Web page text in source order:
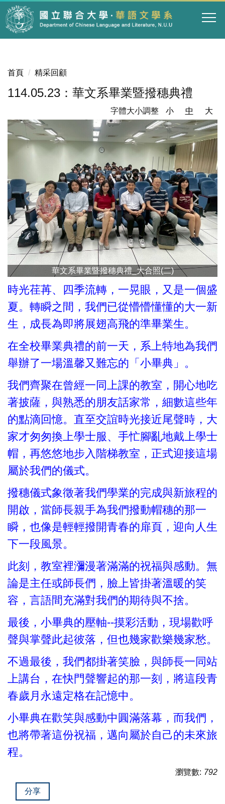
跳
到
主
容
首頁 精采回顧
114.05.23：華文系畢業暨撥穗典禮
字體大小調整 小 中 大
華文系畢業暨撥穗典禮_大合照(二)
時光荏苒、四季流轉，一晃眼，又是一個盛
夏。轉瞬之間，我們已從懵懵懂懂的大一新
生，成長為即將展翅高飛的準畢業生。
在全校畢業典禮的前一天，系上特地為我們
舉辦了一場溫馨又難忘的「小畢典」。
我們齊聚在曾經一同上課的教室，開心地吃
著披薩，與熟悉的朋友話家常，細數這些年
的點滴回憶。直至交誼時光接近尾聲時，大
家才匆匆換上學士服、手忙腳亂地戴上學士
帽，再悠悠地步入階梯教室，正式迎接這場
屬於我們的儀式。
撥穗儀式象徵著我們學業的完成與新旅程的
開啟，當師長親手為我們撥動帽穗的那一
瞬，也像是輕輕撥開青春的扉頁，迎向人生
下一段風景。
此刻，教室裡瀰漫著滿滿的祝福與感動。無
論是主任或師長們，臉上皆掛著溫暖的笑
容，言語間充滿對我們的期待與不捨。
最後，小畢典的壓軸--摸彩活動，現場歡呼
聲與掌聲此起彼落，但也幾家歡樂幾家愁。
不過最後，我們都掛著笑臉，與師長一同站
上講台，在快門聲響起的那一刻，將這段青
春歲月永遠定格在記憶中。
小畢典在歡笑與感動中圓滿落幕，而我們，
也將帶著這份祝福，邁向屬於自己的未來旅
程。
瀏覽數: 792
分享